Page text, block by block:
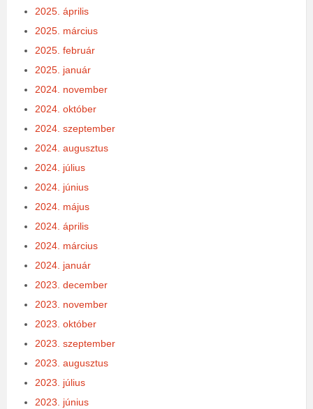
2025. április
2025. március
2025. február
2025. január
2024. november
2024. október
2024. szeptember
2024. augusztus
2024. július
2024. június
2024. május
2024. április
2024. március
2024. január
2023. december
2023. november
2023. október
2023. szeptember
2023. augusztus
2023. július
2023. június